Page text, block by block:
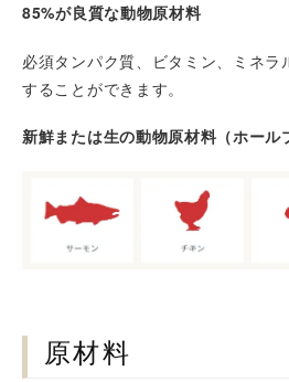
85%が良質な動物原材料
必須タンパク質、ビタミン、ミネラ
することができます。
新鮮または生の動物原材料（ホール
原材料